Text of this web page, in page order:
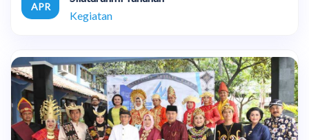
APR
Kegiatan